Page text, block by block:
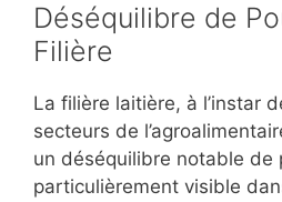
Déséquilibre de
Filière
La filière laitière, à l’instar
secteurs de
un déséquilibre notable de
particulièrement visible